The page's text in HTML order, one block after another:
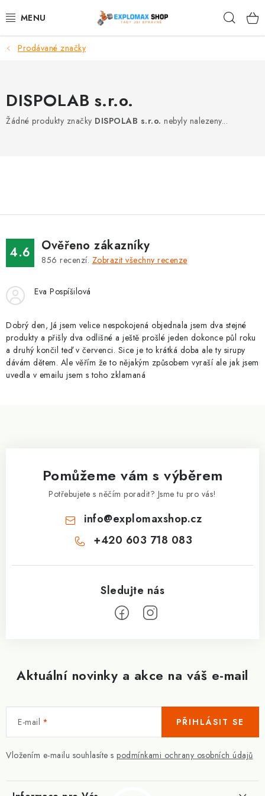
na
%AKCE
ZNAČKY
Kontakty Slovník pojmů
Podmínky ochrany osobních údajů
Doprava a platba
Slevový systém
Vše o nákupu
Prodávané značky
DISPOLAB s.r.o.
Žádné produkty značky DISPOLAB s.r.o. nebyly nalezeny...
4.6 Ověřeno zákazníky
856 recenzí. Zobrazit všechny recenze
Eva Pospíšilová
Dobrý den, Já jsem velice nespokojená objednala jsem dva stejné
produkty a přišly dva odlišné a ještě prošlé jeden dokonce půl roku
a druhý končil teď v červenci. Sice je to krátká doba ale ty sirupy
dávám dětem. Ale věřím že to nějakým způsobem vyraší ale jak jsem
uvedla v emailu jsem s toho zklamaná
Aktuální novinky a akce na váš e-mail
E-mail
Vložením e-mailu souhlasíte s podmínkami ochrany osobních údajů
PŘIHLÁSIT SE
Pomůžeme vám s výběrem
Potřebujete s něčím poradit? Jsme tu pro vás!
info@explomaxshop.cz
+420 603 718 083